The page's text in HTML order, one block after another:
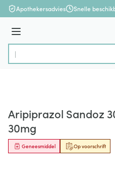
Ga naar de inhoud
Apothekersadvies Snelle
Menu
Product, merk, categorie...
Aripiprazol Sandoz
30mg
Op voorschrift
Geneesmiddel